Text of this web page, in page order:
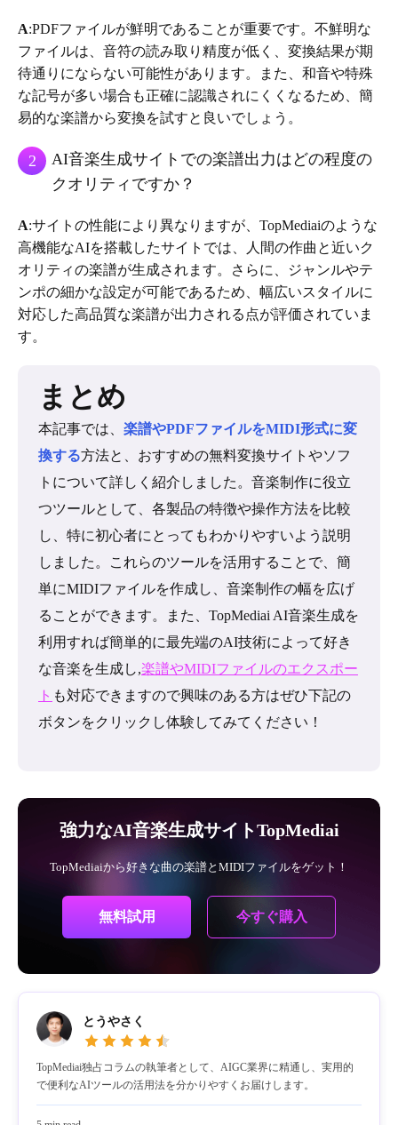
A:PDFファイルが鮮明であることが重要です。不鮮明な
ファイルは、音符の読み取り精度が低く、変換結果が期
待通りにならない可能性があります。また、和音や特殊
な記号が多い場合も正確に認識されにくくなるため、簡
易的な楽譜から変換を試すと良いでしょう。
2
AI音楽生成サイトでの楽譜出力はどの程度の
クオリティですか？
A:サイトの性能により異なりますが、TopMediaiのような
高機能なAIを搭載したサイトでは、人間の作曲と近いク
オリティの楽譜が生成されます。さらに、ジャンルやテ
ンポの細かな設定が可能であるため、幅広いスタイルに
対応した高品質な楽譜が出力される点が評価されていま
す。
まとめ
本記事では、 楽譜やPDFファイルをMIDI形式に変
換する方法と、おすすめの無料変換サイトやソフ
トについて詳しく紹介しました。音楽制作に役立
つツールとして、各製品の特徴や操作方法を比較
し、特に初心者にとってもわかりやすいよう説明
しました。これらのツールを活用することで、簡
単にMIDIファイルを作成し、音楽制作の幅を広げ
ることができます。また、TopMediai AI音楽生成を
利用すれば簡単的に最先端のAI技術によって好き
な音楽を生成し,楽譜やMIDIファイルのエクスポー
ト も対応できますので興味のある方はぜひ下記の
ボタンをクリックし体験してみてください！
強力なAI音楽生成サイトTopMediai
TopMediaiから好きな曲の楽譜とMIDIファイルをゲット！
無料試用 今すぐ購入
とうやさく
TopMediai独占コラムの執筆者として、AIGC業界に精通し、実用的
で便利なAIツールの活用法を分かりやすくお届けします。